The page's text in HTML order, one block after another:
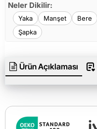
Neler Dikilir:
Yaka Manşet Bere
Şapka
Ürün Açıklaması